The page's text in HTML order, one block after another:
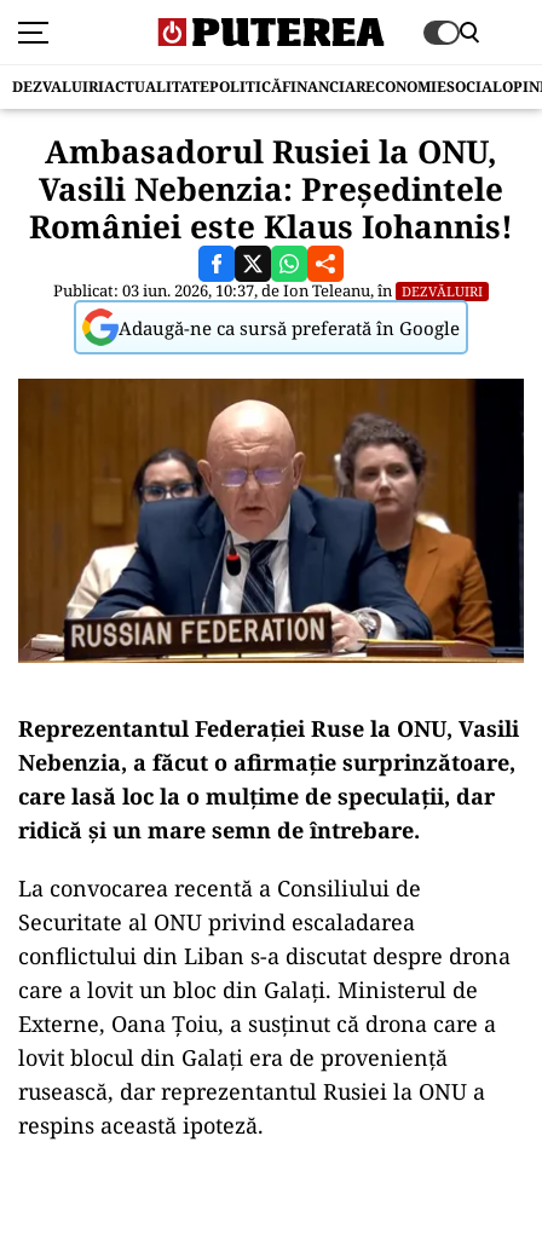
DEZVALUIRIACTUALITATEPOLITICĂFINANCIARECONOMIESOCIAL
Ambasadorul Rusiei la ONU,
Vasili Nebenzia: Președintele
României este Klaus Iohannis!
Publicat: 03 iun. 2026, 10:37, deIon Teleanu, în DEZVĂLUIRI
Adaugă-ne ca sursă preferată în Google
Reprezentantul Federației Ruse la ONU, Vasili
Nebenzia, a făcut o afirmație surprinzătoare,
care lasă loc la o mulțime de speculații, dar
ridică și un mare semn de întrebare.
La convocarea recentă a Consiliului de
Securitate al ONU privind escaladarea
conflictului din Liban s-a discutat despre drona
care a lovit un bloc din Galați. Ministerul de
Externe, Oana Țoiu, a susținut că drona care a
lovit blocul din Galați era de proveniență
rusească, dar reprezentantul Rusiei la ONU a
respins această ipoteză.